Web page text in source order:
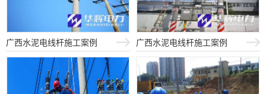
广西水泥电线杆施工案例 广西水泥电线杆施工案例